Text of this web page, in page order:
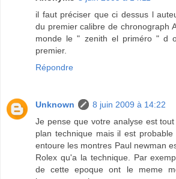
il faut préciser que ci dessus l
du premier calibre de chronograph
monde le " zenith el priméro " d
premier.
Répondre
Unknown
8 juin 2009 à 14:22
Je pense que votre analyse est
plan technique mais il est
entoure les montres Paul newman
Rolex qu'a la technique. Par
de cette epoque ont le meme